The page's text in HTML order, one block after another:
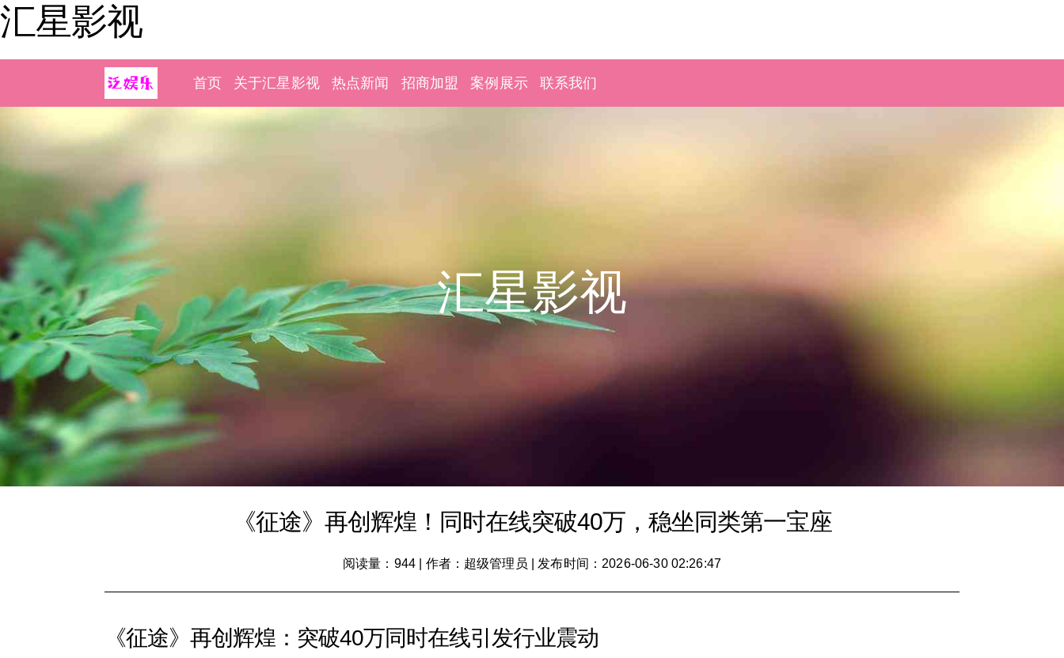
汇星影视
首页 关于汇星影视 热点新闻 招商加盟 案例展示 联系我们
汇星影视
《征途》再创辉煌！同时在线突破40万，稳坐同类第一宝座
阅读量：944 作者：超级管理员 发布时间：2026-06-30 02:26:47
《征途》再创辉煌：突破40万同时在线引发行业震动